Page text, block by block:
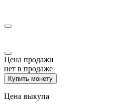
Цена продажи
нет в продаже
Купить монету
Цена выкупа